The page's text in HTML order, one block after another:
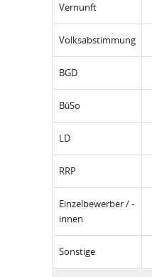
Vernunft
Volksabstimmung
BGD
BüSo
LD
RRP
Einzelbewerber / -
innen
Sonstige